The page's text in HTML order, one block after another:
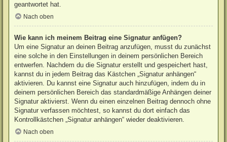
geantwortet hat.
Nach oben
Wie kann ich meinem Beitrag eine Signatur anfügen?
Um eine Signatur an deinen Beitrag anzufügen, musst du zunächst
eine solche in den Einstellungen in deinem persönlichen Bereich
entwerfen. Nachdem du die Signatur erstellt und gespeichert hast,
kannst du in jedem Beitrag das Kästchen „Signatur anhängen“
aktivieren. Du kannst eine Signatur auch hinzufügen, indem du in
deinem persönlichen Bereich das standardmäßige Anhängen deiner
Signatur aktivierst. Wenn du einen einzelnen Beitrag dennoch ohne
Signatur verfassen möchtest, so kannst du dort einfach das
Kontrollkästchen „Signatur anhängen“ wieder deaktivieren.
Nach oben